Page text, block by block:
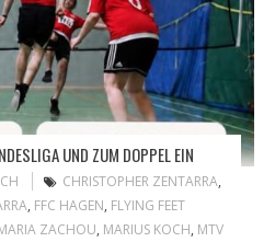
UND ZUM DOPPEL EIN
CHRISTOPHER ZENTARRA,
, FFC HAGEN, FLYING FEET
ZACHOU, MARIUS KOCH, MTV